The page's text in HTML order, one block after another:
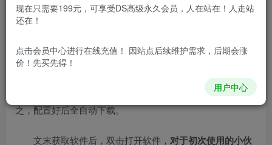
Video Server是一款微信视频号下载工具，软件的使用
步骤其实还挺麻烦的，至少在我写教程的过程中，多次尝试
解决才最终知道下载方法！
支持播放视频后自动解析，自动下载，总
之，配置好后全自动下载。
文末获取软件后，双击打开软件， 对于初次使用的小伙
现在只需要199元，可享受DS高级永久会员，人在站在！人走站
还在！
点击会员中心进行在线充值！ 因站点后续维护需求，后期会涨
价！先买先得！
用户中心